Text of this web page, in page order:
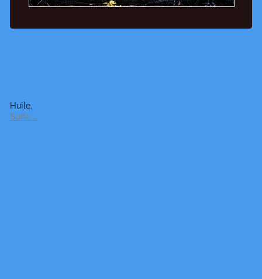
Huile.
Suite…